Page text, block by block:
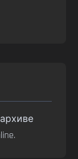
архиве